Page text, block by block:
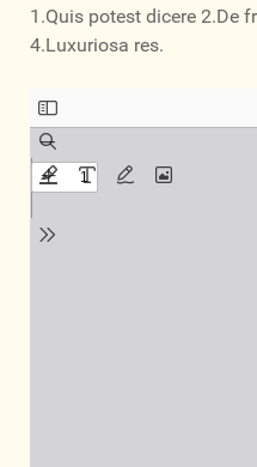
1.Quis potest dicere 2.De
4.Luxuriosa res.